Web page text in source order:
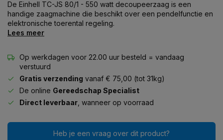
De Einhell TC-JS 80/1 - 550 watt decoupeerzaag is een
handige zaagmachine die beschikt over een pendelfunctie en
elektronische toerental regeling.
Lees meer
Op werkdagen voor 22.00 uur besteld = vandaag
verstuurd
Gratis verzending vanaf € 75,00 (tot 31kg)
De online Gereedschap Specialist
Direct leverbaar , wanneer op voorraad
Heb je een vraag over dit product?